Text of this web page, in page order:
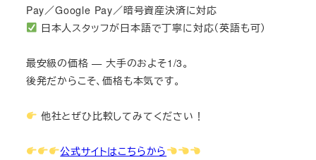
Pay／Google Pay／暗号資産決済に対応
日本人スタッフが日本語で丁寧に対応（英語も可）
最安級の価格 — 大手のおよそ1/3。
後発だからこそ、価格も本気です。
他社とぜひ比較してみてください！
公式サイトはこちらから